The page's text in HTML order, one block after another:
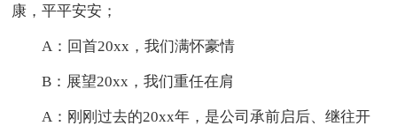
康，平平安安；
A：回首20xx，我们满怀豪情
B：展望20xx，我们重任在肩
A：刚刚过去的20xx年，是公司承前启后、继往开